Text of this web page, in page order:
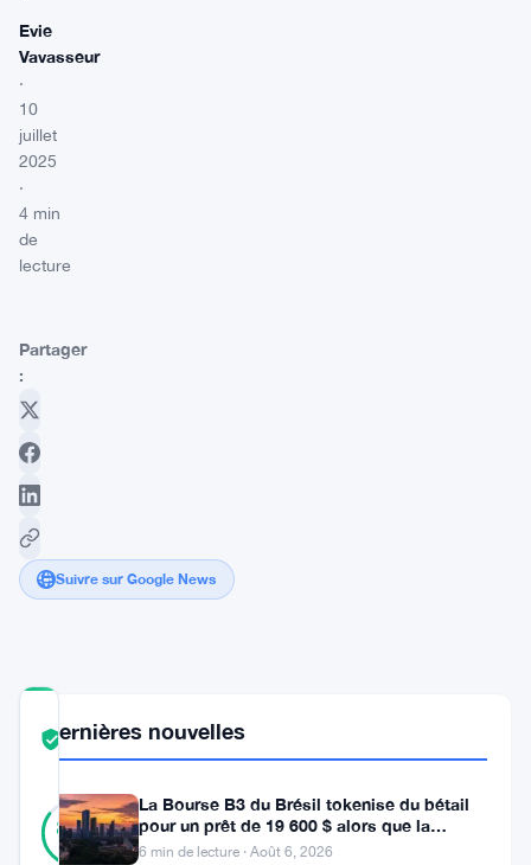
Evie
Vavasseur
·
10
juillet
2025
·
4 min
de
lecture
Partager
:
Suivre sur Google News
TRUST
SCORE
Vérifié
85%
RÉEL
Vérifié
27
votes
Dernières nouvelles
La Bourse B3 du Brésil tokenise du bétail
pour un prêt de 19 600 $ alors que la
blockchain atteint la ferme
6 min de lecture · Août 6, 2026